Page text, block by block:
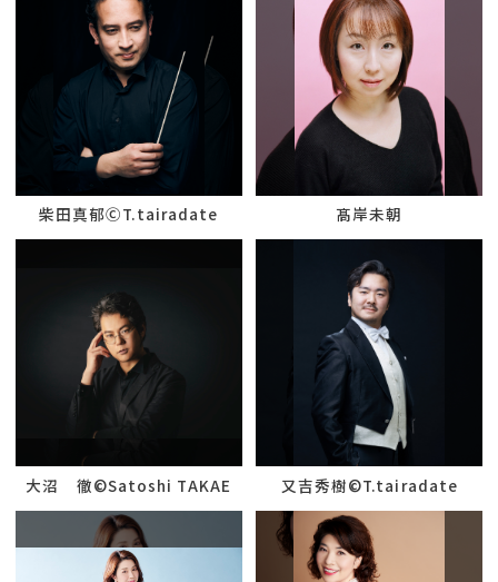
柴田真郁ⒸT.tairadate 髙岸未朝
大沼 徹©Satoshi TAKAE 又吉秀樹©T.tairadate